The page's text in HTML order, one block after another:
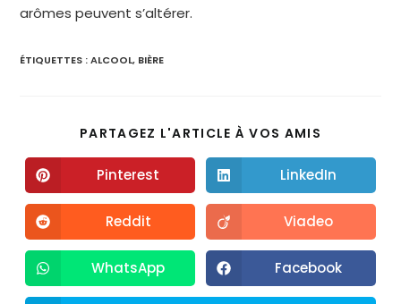
arômes peuvent s’altérer.
ÉTIQUETTES :ALCOOL, BIÈRE
PARTAGEZ L'ARTICLE À VOS AMIS
Pinterest LinkedIn
Reddit Viadeo
WhatsApp Facebook